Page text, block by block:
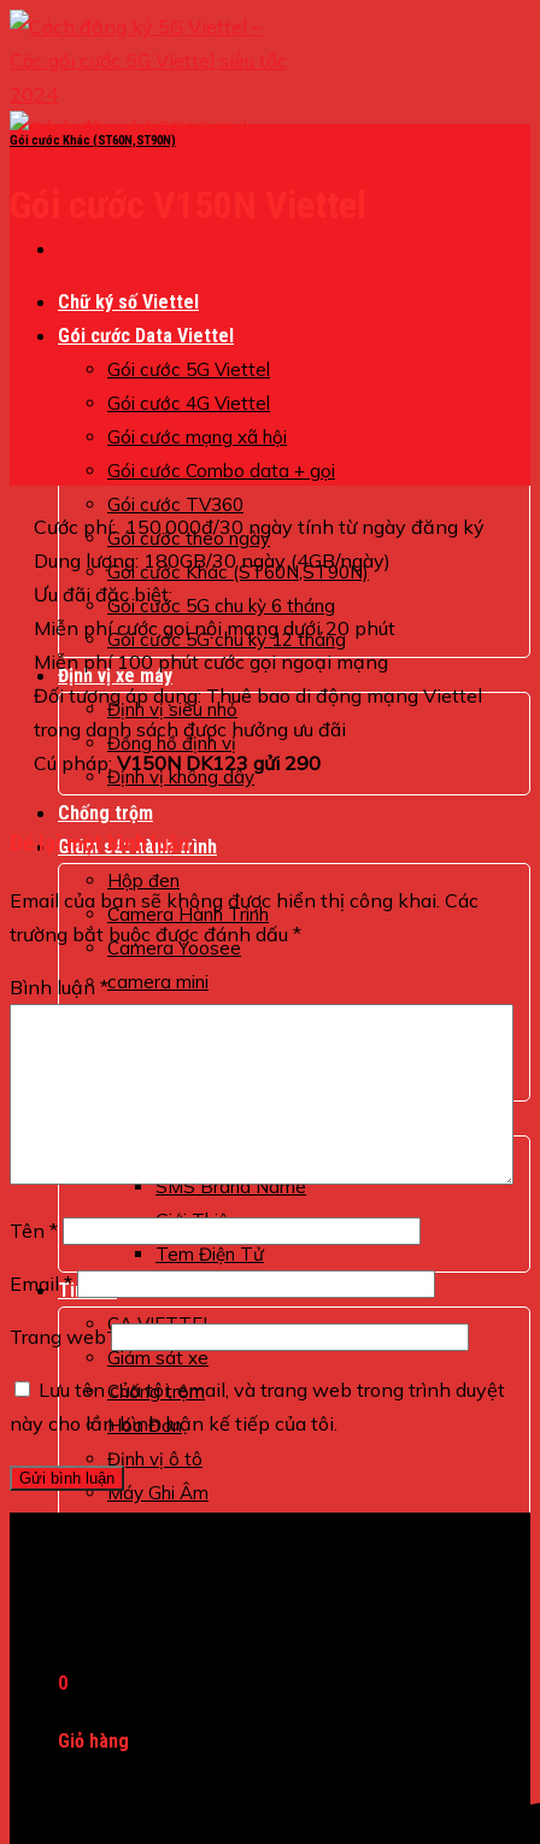
Skip
to
content
Chữ ký số Viettel
Gói cước Data Viettel
Gói cước 5G Viettel
Gói cước 4G Viettel
Gói cước mạng xã hội
Gói cước Combo data + gọi
Gói cước TV360
Gói cước theo ngày
Gói cước Khác (ST60N,ST90N)
Gói cước 5G chu kỳ 6 tháng
Gói cước 5G chu kỳ 12 tháng
Định vị xe máy
Định vị siêu nhỏ
Đồng hồ định vị
Định vị không dây
Chống trộm
Giám sát hành trình
Hộp đen
Camera Hành Trình
Camera Yoosee
camera mini
SMS Brand Name
Giới Thiệu
Tem Điện Tử
Tin tức
CA VIETTEL
Giám sát xe
Chống trộm
Hóa Đơn
Định vị ô tô
Máy Ghi Âm
0
Giỏ hàng
Gói cước Khác (ST60N,ST90N)
Cước phí: 150.000đ/30 ngày tính từ ngày đăng ký
Dung lượng: 180GB/30 ngày (4GB/ngày)
Ưu đãi đặc biệt:
Miễn phí cước gọi nội mạng dưới 20 phút
Miễn phí 100 phút cước gọi ngoại mạng
Đối tượng áp dụng: Thuê bao di động mạng Viettel
trong danh sách được hưởng ưu đãi
Cú pháp: V150N DK123 gửi 290
Để lại một bình luận
Email của bạn sẽ không được hiển thị công khai. Các
trường bắt buộc được đánh dấu *
Bình luận *
Tên *
Email*
Trang web
Lưu tên của tôi, email, và trang web trong trình duyệt
này cho lần bình luận kế tiếp của tôi.